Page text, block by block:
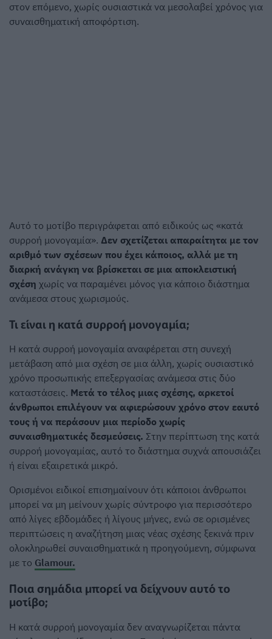
στον επόμενο, χωρίς ουσιαστικά να μεσολαβεί χρόνος για
συναισθηματική αποφόρτιση.
Αυτό το μοτίβο περιγράφεται από ειδικούς ως «κατά
συρροή μονογαμία». Δεν σχετίζεται απαραίτητα με τον
αριθμό των σχέσεων που έχει κάποιος, αλλά με τη
διαρκή ανάγκη να βρίσκεται σε μια αποκλειστική
σχέση χωρίς να παραμένει μόνος για κάποιο διάστημα
ανάμεσα στους χωρισμούς.
Τι είναι η κατά συρροή μονογαμία;
Η κατά συρροή μονογαμία αναφέρεται στη συνεχή
μετάβαση από μια σχέση σε μια άλλη, χωρίς ουσιαστικό
χρόνο προσωπικής επεξεργασίας ανάμεσα στις δύο
καταστάσεις. Μετά το τέλος μιας σχέσης, αρκετοί
άνθρωποι επιλέγουν να αφιερώσουν χρόνο στον εαυτό
τους ή να περάσουν μια περίοδο χωρίς
συναισθηματικές δεσμεύσεις. Στην περίπτωση της κατά
συρροή μονογαμίας, αυτό το διάστημα συχνά απουσιάζει
ή είναι εξαιρετικά μικρό.
Ορισμένοι ειδικοί επισημαίνουν ότι κάποιοι άνθρωποι
μπορεί να μη μείνουν χωρίς σύντροφο για περισσότερο
από λίγες εβδομάδες ή λίγους μήνες, ενώ σε ορισμένες
περιπτώσεις η αναζήτηση μιας νέας σχέσης ξεκινά πριν
ολοκληρωθεί συναισθηματικά η προηγούμενη, σύμφωνα
με το Glamour.
Ποια σημάδια μπορεί να δείχνουν αυτό το
μοτίβο;
Η κατά συρροή μονογαμία δεν αναγνωρίζεται πάντα